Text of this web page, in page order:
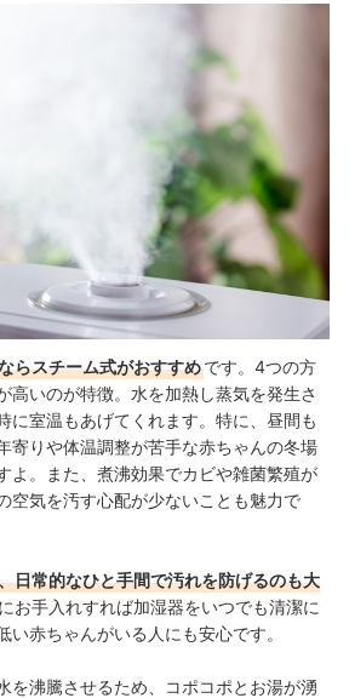
らスチーム式がおすすめです。4つの方
高いのが特徴。水を加熱し蒸気を発生さ
に室温もあげてくれます。特に、昼間も
寄りや体温調整が苦手な赤ちゃんの冬場
よ。また、煮沸効果でカビや雑菌繁殖が
空気を汚す心配が少ないことも魅力で
日常的なひと手間で汚れを防げるのも大
お手入れすれば加湿器をいつでも清潔に
い赤ちゃんがいる人にも安心です。
を沸騰させるため、コポコポとお湯が湧